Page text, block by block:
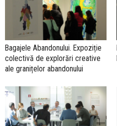
Bagajele Abandonului. Expoziție
colectivă de explorări creative
ale granițelor abandonului